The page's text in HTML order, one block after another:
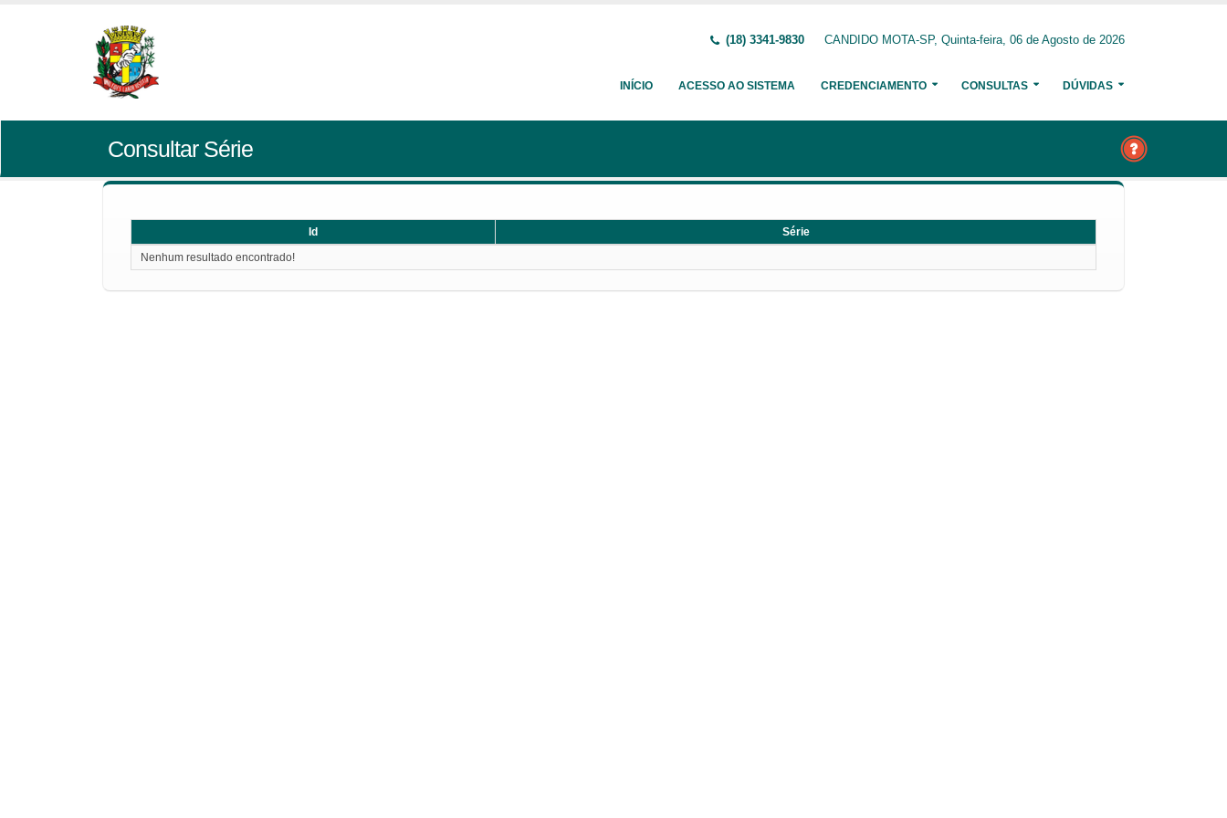
(18) 3341-9830 CANDIDO MOTA-SP, Quinta-feira, 06 de Agosto de 2026
INÍCIO ACESSO AO SISTEMA CREDENCIAMENTO CONSULTAS DÚVIDAS
Consultar Série
Id
Série
Nenhum resultado encontrado!